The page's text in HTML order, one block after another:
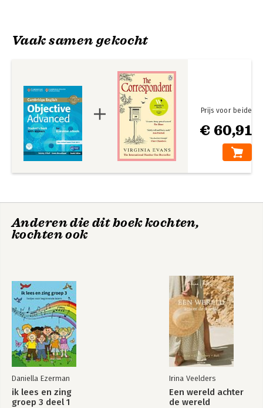
Vaak samen gekocht
€ 60,91
Prijs voor beide
Anderen die dit boek kochten,
kochten ook
Daniella Ezerman
ik lees en zing
groep 3 deel 1
Irina Veelders
Een wereld achter
de wereld